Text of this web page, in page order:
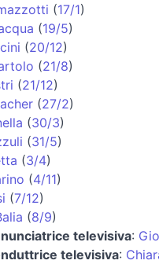
(17/1)
(19/5)
(20/12)
(21/8)
(21/12)
(27/2)
(30/3)
(31/5)
(3/4)
(4/11)
(7/12)
(8/9)
televisiva:
televisiva: